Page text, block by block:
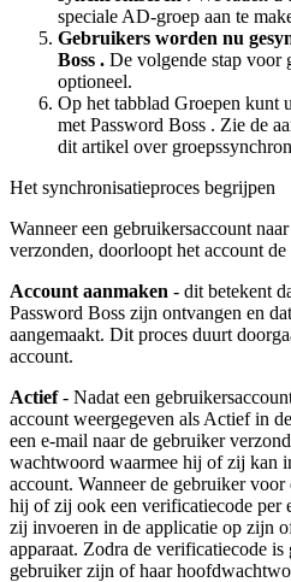
speciale AD-groep aan te
Gebruikers worden nu
Boss . De volgende stap voor
optioneel.
Op het tabblad Groepen kunt u
met Password Boss . Zie de
dit artikel over
Het synchronisatieproces begrijpen
Wanneer een gebruikersaccount naar
verzonden, doorloopt het account de
Account aanmaken - dit betekent
Password Boss zijn ontvangen en dat
aangemaakt. Dit proces duurt
account.
Actief - Nadat een
account weergegeven als Actief in de
een e-mail naar de gebruiker
wachtwoord waarmee hij of zij kan
account. Wanneer de gebruiker voor
hij of zij ook een verificatiecode per
zij invoeren in de applicatie op zijn
apparaat. Zodra de verificatiecode is
gebruiker zijn of haar